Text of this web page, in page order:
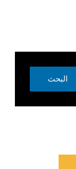
البحث